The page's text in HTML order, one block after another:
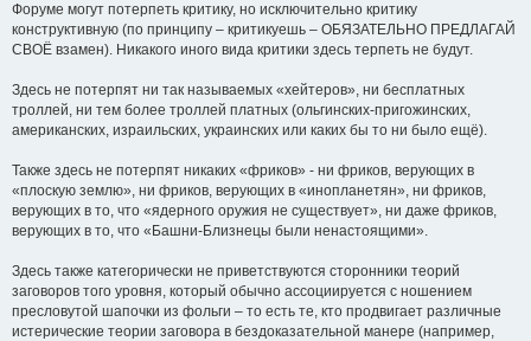
Форуме могут потерпеть критику, но исключительно критику
конструктивную (по принципу – критикуешь – ОБЯЗАТЕЛЬНО ПРЕДЛАГАЙ
СВОЁ взамен). Никакого иного вида критики здесь терпеть не будут.
Здесь не потерпят ни так называемых «хейтеров», ни бесплатных
троллей, ни тем более троллей платных (ольгинских-пригожинских,
американских, израильских, украинских или каких бы то ни было ещё).
Также здесь не потерпят никаких «фриков» - ни фриков, верующих в
«плоскую землю», ни фриков, верующих в «инопланетян», ни фриков,
верующих в то, что «ядерного оружия не существует», ни даже фриков,
верующих в то, что «Башни-Близнецы были ненастоящими».
Здесь также категорически не приветствуются сторонники теорий
заговоров того уровня, который обычно ассоциируется с ношением
пресловутой шапочки из фольги – то есть те, кто продвигает различные
истерические теории заговора в бездоказательной манере (например,